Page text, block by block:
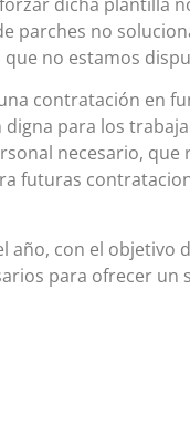
parches no
no estamos
una contratación en
para los
necesario,
futuras
año, con el objetivo
para ofrecer un